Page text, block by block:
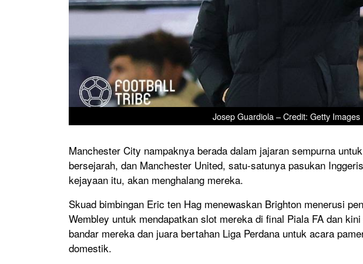
Josep Guardiola – Credit: Getty Images
Manchester City nampaknya berada dalam jajaran sempurna
bersejarah, dan Manchester United, satu-satunya pasukan
kejayaan itu, akan menghalang mereka.
Skuad bimbingan Eric ten Hag menewaskan Brighton menerusi
Wembley untuk mendapatkan slot mereka di final Piala FA dan
bandar mereka dan juara bertahan Liga Perdana untuk acara
domestik.